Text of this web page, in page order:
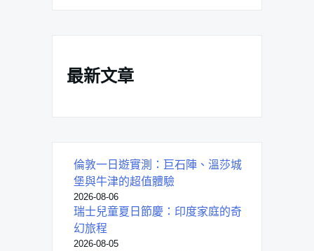
最新文章
倫敦一日遊實測：巨石陣、溫莎城
堡與牛津的超值體驗
2026-08-06
瑞士兒童夏日節慶：印度家庭的奇
幻旅程
2026-08-05